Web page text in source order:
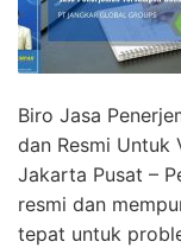
Biro Jasa
dan Resmi Untuk
Jakarta Pusat –
resmi dan
tepat untuk